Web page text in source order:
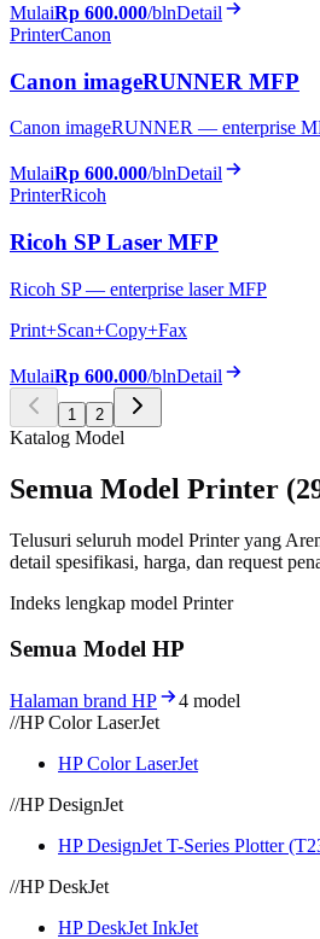
MulaiRp 600.000/blnDetail
PrinterCanon
Canon imageRUNNER MFP
Canon imageRUNNER — enterprise
MulaiRp 600.000/blnDetail
PrinterRicoh
Ricoh SP Laser MFP
Ricoh SP — enterprise laser MFP
Print+Scan+Copy+Fax
MulaiRp 600.000/blnDetail
1 2
Katalog Model
Semua Model Printer
Telusuri seluruh model Printer yang
detail spesifikasi, harga, dan request
Indeks lengkap model Printer
Semua Model HP
Halaman brand HP
4 model
//HP Color LaserJet
HP Color LaserJet
//HP DesignJet
HP DesignJet T-Series Plotter
//HP DeskJet
HP DeskJet InkJet